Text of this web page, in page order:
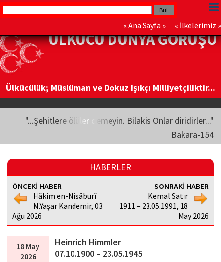
« Ana Sayfa » « İlkelerimiz »
ÜLKÜCÜ DÜNYA GÖRÜŞÜ
Ülkücülük; Müslüman ve Dokuz Işıkçı Milliyetçiliktir...
"...Şehitlere ölüler demeyin. Bilakis Onlar diridirler..."
Bakara-154
HABERLER
ÖNCEKİ HABER
Hâkim en-Nisâburî
M.Yaşar Kandemir, 03
Ağu 2026
SONRAKİ HABER
Kemal Satır
1911 – 23.05.1991, 18
May 2026
18 May
2026
Heinrich Himmler
07.10.1900 – 23.05.1945